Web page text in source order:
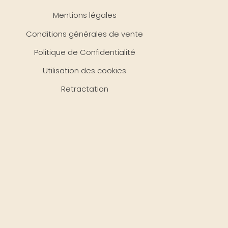
Mentions légales
Conditions générales de vente
Politique de Confidentialité
Utilisation des cookies
Retractation